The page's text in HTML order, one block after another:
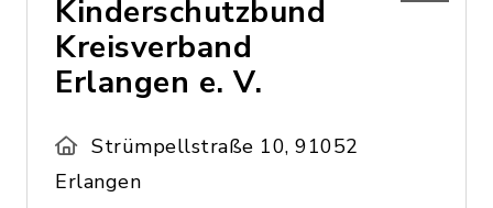
Kinderschutzbund
Kreisverband
Erlangen e. V.
Strümpellstraße 10, 91052
Erlangen